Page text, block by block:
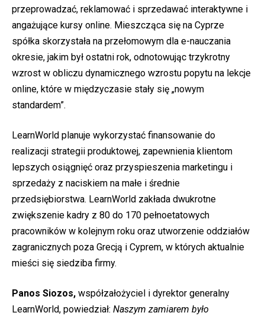
przeprowadzać, reklamować i sprzedawać interaktywne i
angażujące kursy online. Mieszcząca się na Cyprze
spółka skorzystała na przełomowym dla e-nauczania
okresie, jakim był ostatni rok, odnotowując trzykrotny
wzrost w obliczu dynamicznego wzrostu popytu na lekcje
online, które w międzyczasie stały się „nowym
standardem”.
LearnWorld planuje wykorzystać finansowanie do
realizacji strategii produktowej, zapewnienia klientom
lepszych osiągnięć oraz przyspieszenia marketingu i
sprzedaży z naciskiem na małe i średnie
przedsiębiorstwa. LearnWorld zakłada dwukrotne
zwiększenie kadry z 80 do 170 pełnoetatowych
pracowników w kolejnym roku oraz utworzenie oddziałów
zagranicznych poza Grecją i Cyprem, w których aktualnie
mieści się siedziba firmy.
Panos Siozos, współzałożyciel i dyrektor generalny
LearnWorld, powiedział: Naszym zamiarem było